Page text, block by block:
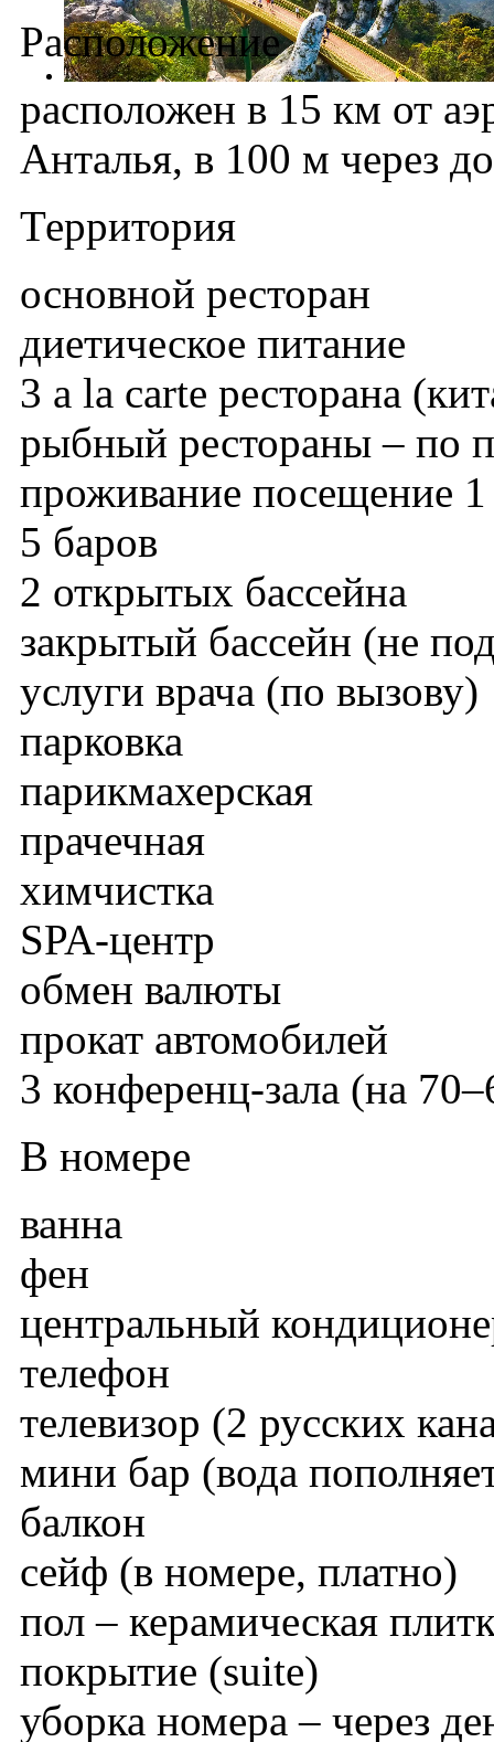
Расположение
расположен в 15 км от
Анталья, в 100 м через
Территория
основной ресторан
диетическое питание
3 a la carte ресторана
рыбный рестораны – по
проживание посещение 1
5 баров
2 открытых бассейна
закрытый бассейн (не
услуги врача (по вызову)
парковка
парикмахерская
прачечная
химчистка
SPA-центр
обмен валюты
прокат автомобилей
3 конференц-зала (на
В номере
ванна
фен
центральный
телефон
телевизор (2 русских
мини бар (вода
балкон
сейф (в номере, платно)
пол – керамическая
покрытие (suite)
уборка номера – через